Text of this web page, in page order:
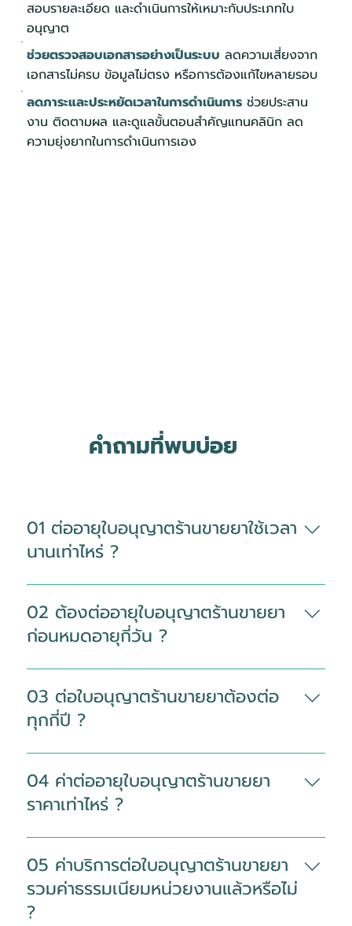
สอบรายละเอียด และดำเนินการให้เหมาะกับประเภทใบ
อนุญาต
ช่วยตรวจสอบเอกสารอย่างเป็นระบบ ลดความเสี่ยงจาก
เอกสารไม่ครบ ข้อมูลไม่ตรง หรือการต้องแก้ไขหลายรอบ
ลดภาระและประหยัดเวลาในการดำเนินการช่วยประสาน
งาน ติดตามผล และดูแลขั้นตอนสำคัญแทนคลินิก ลด
ความยุ่งยากในการดำเนินการเอง
คำถามที่พบบ่อย
01 ต่ออายุใบอนุญาตร้านขายยาใช้เวลา
นานเท่าไหร่ ?
ใช้เวลาประมาณ 15–30 วันทำการ หลัง
จากได้รับเอกสารครบถ้วน ทั้งนี้ระยะเวลา
อาจแตกต่างกันตามประเภทใบอนุญาต
ความครบถ้วนของเอกสาร และขั้นตอน
ของหน่วยงานที่เกี่ยวข้อง
02 ต้องต่ออายุใบอนุญาตร้านขายยา
ก่อนหมดอายุกี่วัน ?
ควรวางแผนต่ออายุใบอนุญาตร้านขายยา
ล่วงหน้าอย่างน้อย 60–90 วันก่อนครบ
กำหนด เพื่อเผื่อเวลาตรวจเอกสาร เตรียม
คำขอ และประสานงาน โดยหลังได้รับ
เอกสารครบถ้วนแล้วใช้เวลาประมาณ 15–
30 วันทำการ
03 ต่อใบอนุญาตร้านขายยาต้องต่อ
ทุกกี่ปี ?
ใบอนุญาตร้านขายยาต้องต่ออายุเป็น
ประจำทุกปี เพื่อให้ร้านสามารถดำเนิน
กิจการได้อย่างถูกต้องตามรอบเวลาที่
กำหนด
04 ค่าต่ออายุใบอนุญาตร้านขายยา
ราคาเท่าไหร่ ?
ค่าบริการขึ้นอยู่กับประเภทใบอนุญาต
ขอบเขตงาน และความครบถ้วนของ
เอกสาร
05 ค่าบริการต่อใบอนุญาตร้านขายยา
รวมค่าธรรมเนียมหน่วยงานแล้วหรือไม่
?